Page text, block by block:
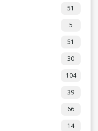
51
5
51
30
104
39
66
14